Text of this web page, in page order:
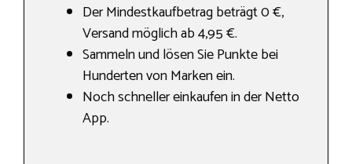
Der Mindestkaufbetrag beträgt 0 €,
Versand möglich ab 4,95 €.
Sammeln und lösen Sie Punkte bei
Hunderten von Marken ein.
Noch schneller einkaufen in der Netto
App.